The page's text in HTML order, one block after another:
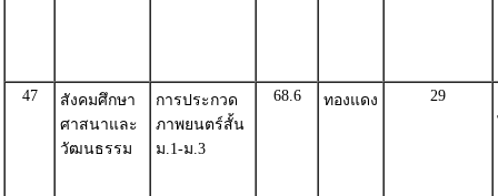
47
สังคมศึกษา
ศาสนาและ
วัฒนธรรม
การประกวด
ภาพยนตร์สั้น
ม.1-ม.3
68.6 ทองแดง 29